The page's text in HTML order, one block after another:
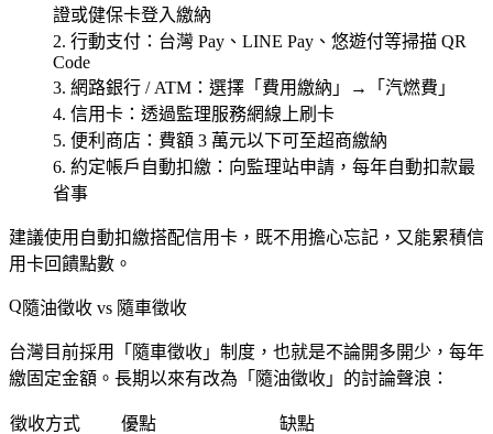
證或健保卡登入繳納
行動支付 ：台灣 Pay、LINE Pay、悠遊付等掃描 QR
Code
網路銀行 / ATM ：選擇「費用繳納」→「汽燃費」
信用卡 ：透過監理服務網線上刷卡
便利商店 ：費額 3 萬元以下可至超商繳納
約定帳戶自動扣繳 ：向監理站申請，每年自動扣款最
省事
建議使用 自動扣繳搭配信用卡 ，既不用擔心忘記，又能累積信
用卡回饋點數。
隨油徵收 vs 隨車徵收
台灣目前採用「隨車徵收」制度，也就是不論開多開少，每年
繳固定金額。長期以來有改為「隨油徵收」的討論聲浪：
徵收方式 優點 缺點